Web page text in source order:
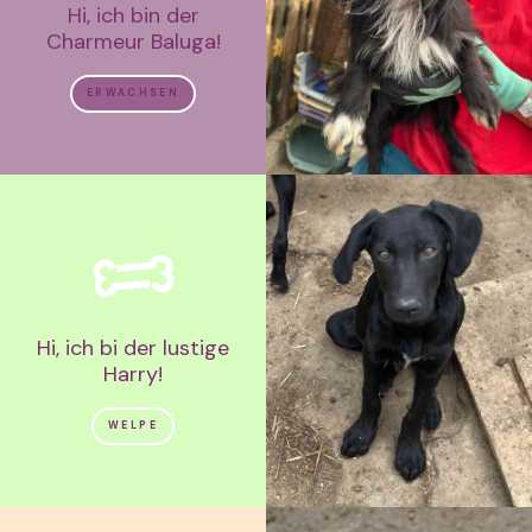
Hi, ich bin der
Charmeur Baluga!
ERWACHSEN
Hi, ich bi der lustige
Harry!
WELPE